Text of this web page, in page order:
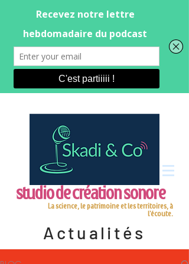
studio de création sonore
La science, le patrimoine et les territoires, à
l'écoute.
Actualités